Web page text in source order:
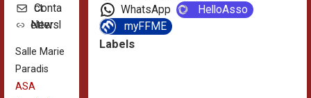
Contact
Newsletter
Salle Marie
Paradis
ASA
WhatsApp
HelloAsso
myFFME
Labels